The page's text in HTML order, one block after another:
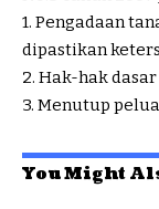
1. Pengadaan
dipastikan
2. Hak-hak
3. Menutup
You Might